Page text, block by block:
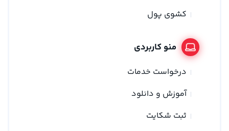
کشوی پول
منو کاربردی
درخواست خدمات
آموزش و دانلود
ثبت شکایت